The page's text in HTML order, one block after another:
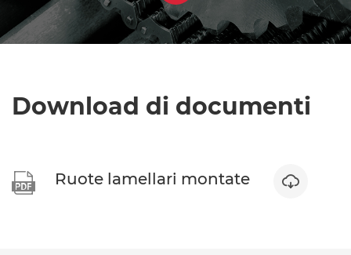
Download di documenti
 Ruote lamellari montate 